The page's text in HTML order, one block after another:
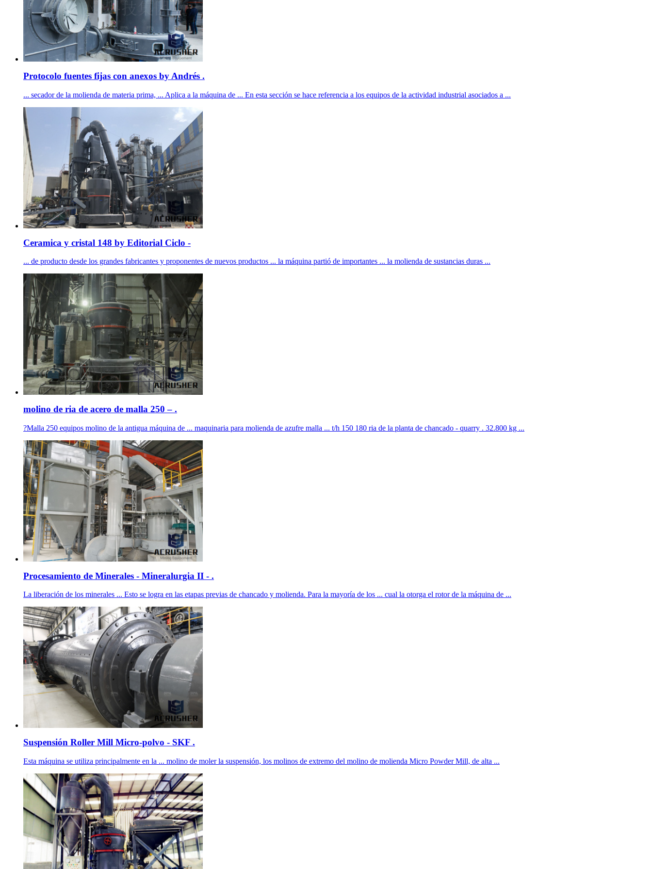
Protocolo fuentes fijas con anexos by Andrés .
... secador de la molienda de materia prima, ... Aplica a la máquina de ... En esta sección se hace referencia a los equipos de la actividad industrial asociados a ...
Ceramica y cristal 148 by Editorial Ciclo -
... de producto desde los grandes fabricantes y proponentes de nuevos productos ... la máquina partió de importantes ... la molienda de sustancias duras ...
molino de ria de acero de malla 250 – .
?Malla 250 equipos molino de la antigua máquina de ... maquinaria para molienda de azufre malla ... t/h 150 180 ria de la planta de chancado - quarry . 32.800 kg ...
Procesamiento de Minerales - Mineralurgia II - .
La liberación de los minerales ... Esto se logra en las etapas previas de chancado y molienda. Para la mayoría de los ... cual la otorga el rotor de la máquina de ...
Suspensión Roller Mill Micro-polvo - SKF .
Esta máquina se utiliza principalmente en la ... molino de moler la suspensión, los molinos de extremo del molino de molienda Micro Powder Mill, de alta ...